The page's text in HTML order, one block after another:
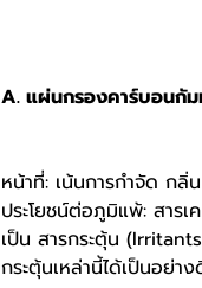
A. แผ่นกรองคาร์บอนกั
หน้าที่: เน้นการกำจัด กลิ่
ประโยชน์ต่อภูมิแพ้: สาร
เป็น สารกระตุ้น
กระตุ้นเหล่านี้ได้เป็นอย่าง